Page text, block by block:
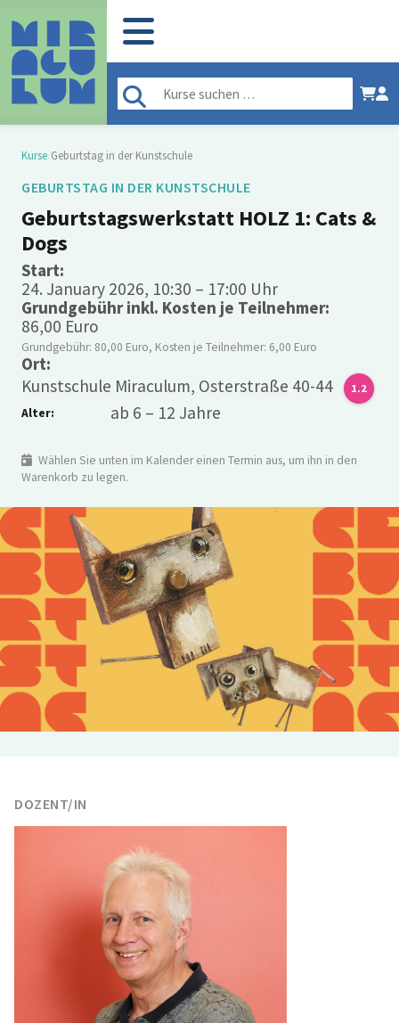
Kurse Geburtstag in der Kunstschule
GEBURTSTAG IN DER KUNSTSCHULE
Geburtstagswerkstatt HOLZ 1: Cats &
Dogs
Start:
24. January 2026, 10:30 – 17:00 Uhr
Grundgebühr inkl. Kosten je Teilnehmer:
86,00 Euro
Grundgebühr: 80,00 Euro, Kosten je Teilnehmer: 6,00 Euro
Ort:
Kunstschule Miraculum, Osterstraße 40-44
1.2
Alter: ab 6 – 12 Jahre
Wählen Sie unten im Kalender einen Termin aus, um ihn in den
Warenkorb zu legen.
DOZENT/IN